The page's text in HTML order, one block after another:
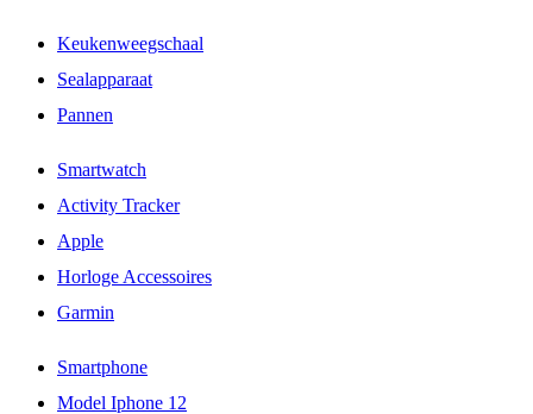
Keukenweegschaal
Sealapparaat
Pannen
Smartwatch
Activity Tracker
Apple
Horloge Accessoires
Garmin
Smartphone
Model Iphone 12